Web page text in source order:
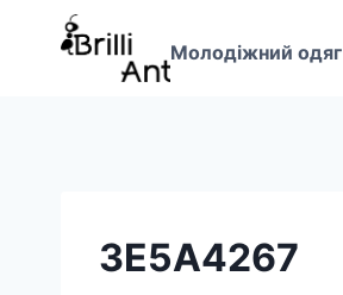
Перейти
Молодіжний одяг
3E5A4267